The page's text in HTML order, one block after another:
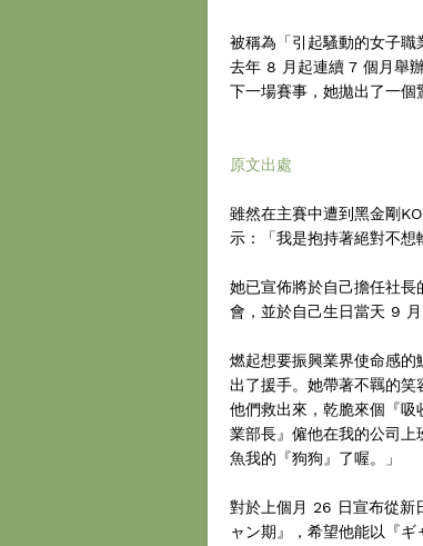
被稱為「引起騷動的女子
去年 8 月起連續 7 個月舉
下一場賽事，她拋出了一個
原文出處
雖然在主賽中遭到黑金剛
示：「我是抱持著絕對不想
她已宣佈將於自己擔任社
會，並於自己生日當天 9
燃起想要振興業界使命感
出了援手。她帶著不羈的
他們救出來，乾脆來個『
業部長』僱他在我的公司
魚我的『狗狗』了喔。」
對於上個月 26 日宣布從新
ャン期』，希望他能以『